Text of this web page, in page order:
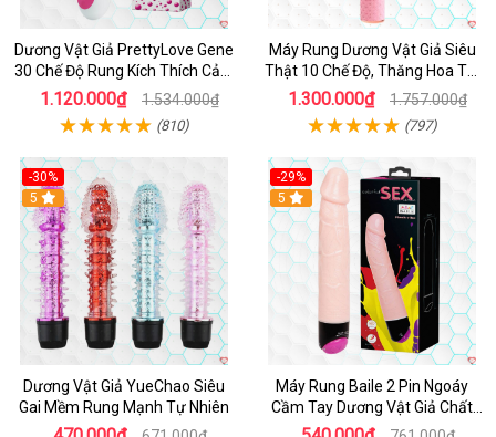
Dương Vật Giả PrettyLove Gene
30 Chế Độ Rung Kích Thích Cảm
Biến Âm Thanh
1.120.000₫ 1.534.000₫
(810)
Máy Rung Dương Vật Giả Siêu
Thật 10 Chế Độ, Thăng Hoa Tối
Ưu
1.300.000₫ 1.757.000₫
(797)
-30%
Hot
5
Dương Vật Giả YueChao Siêu
Gai Mềm Rung Mạnh Tự Nhiên
-29%
Hot
5
Máy Rung Baile 2 Pin Ngoáy
Cầm Tay Dương Vật Giả Chất
Lượng